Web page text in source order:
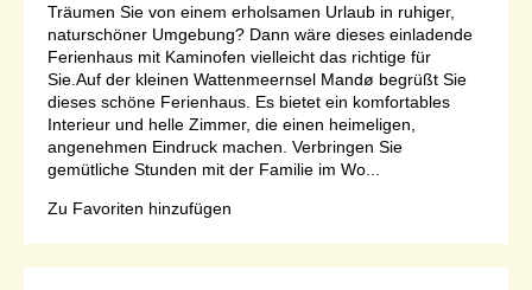
Träumen Sie von einem erholsamen Urlaub in ruhiger,
naturschöner Umgebung? Dann wäre dieses einladende
Ferienhaus mit Kaminofen vielleicht das richtige für
Sie.Auf der kleinen Wattenmeernsel Mandø begrüßt Sie
dieses schöne Ferienhaus. Es bietet ein komfortables
Interieur und helle Zimmer, die einen heimeligen,
angenehmen Eindruck machen. Verbringen Sie
gemütliche Stunden mit der Familie im Wo...
Zu Favoriten hinzufügen